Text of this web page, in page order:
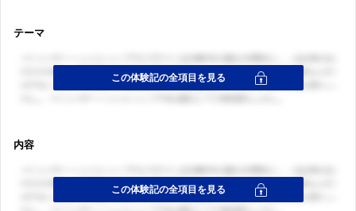
テーマ
内容